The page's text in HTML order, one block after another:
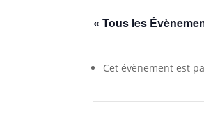
« Tous les
Cet évènement est